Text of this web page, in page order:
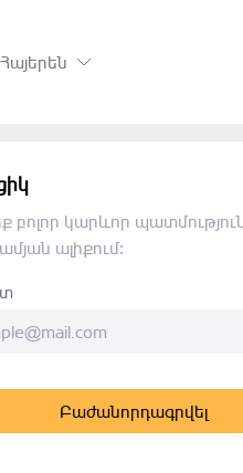
Հայերեն
բոլոր կարևոր
ալիքում։
Բաժանորդագրվել